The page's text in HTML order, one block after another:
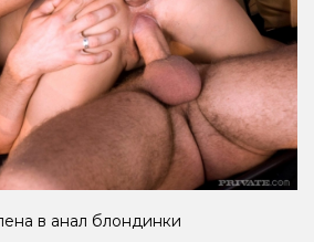
в анал блондинки